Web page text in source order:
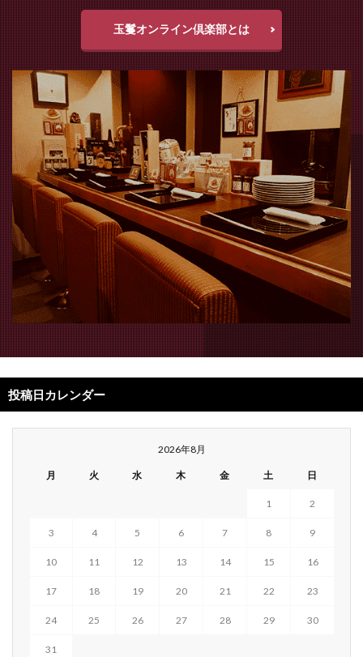
玉鬘オンライン倶楽部とは
投稿日カレンダー
2026年8月
月 火 水 木 金 土 日
1 2
3 4 5 6 7 8 9
10 11 12 13 14 15 16
17 18 19 20 21 22 23
24 25 26 27 28 29 30
31